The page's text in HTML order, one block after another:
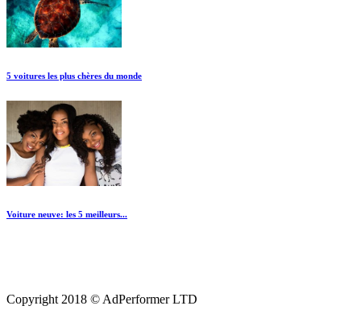
5 voitures les plus chères du monde
Voiture neuve: les 5 meilleurs...
Copyright 2018 © AdPerformer LTD